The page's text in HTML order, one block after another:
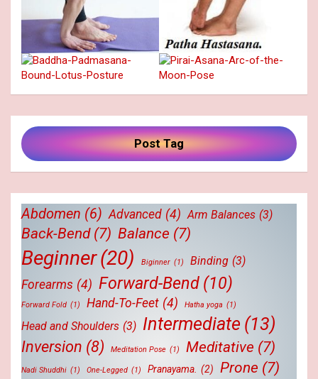
Post Tag
Abdomen (6) Advanced (4) Arm Balances (3)
Back-Bend (7) Balance (7)
Beginner(20) Biginner (1) Binding (3)
Forearms (4) Forward-Bend (10)
Forward Fold (1) Hand-To-Feet (4) Hatha yoga (1)
Head and Shoulders (3) Intermediate (13)
Inversion (8) Meditation Pose (1) Meditative (7)
Nadi Shuddhi (1) One-Legged (1) Pranayama. (2) Prone (7)